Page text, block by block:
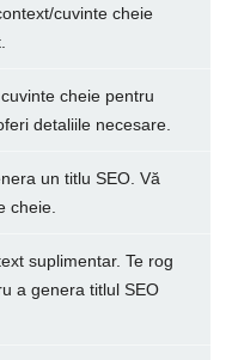
cuvinte cheie
cheie pentru
detaliile necesare.
un titlu SEO. Vă
cheie.
suplimentar. Te rog
a genera titlul SEO